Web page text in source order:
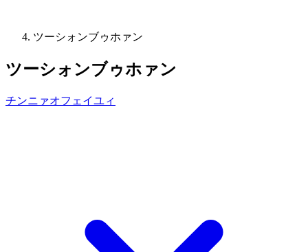
ツーシォンブゥホァン
ツーシォンブゥホァン
チンニァオフェイユィ